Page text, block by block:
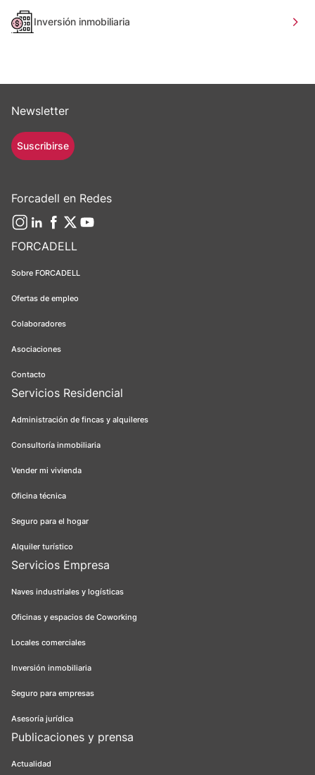
Inversión inmobiliaria
FORCADELL
Sobre FORCADELL
Ofertas de empleo
Colaboradores
Asociaciones
Contacto
Servicios Residencial
Administración de fincas y alquileres
Consultoría inmobiliaria
Vender mi vivienda
Oficina técnica
Seguro para el hogar
Alquiler turístico
Servicios Empresa
Naves industriales y logísticas
Oficinas y espacios de Coworking
Locales comerciales
Inversión inmobiliaria
Seguro para empresas
Asesoría jurídica
Publicaciones y prensa
Actualidad
Newsletter
Suscribirse
Forcadell en Redes